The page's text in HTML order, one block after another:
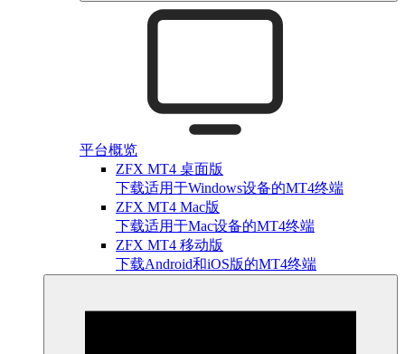
平台概览
ZFX MT4 桌面版
下载适用于Windows设备的MT4终端
ZFX MT4 Mac版
下载适用于Mac设备的MT4终端
ZFX MT4 移动版
下载Android和iOS版的MT4终端